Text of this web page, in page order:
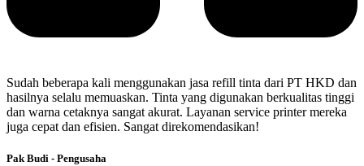
Sudah beberapa kali menggunakan jasa refill tinta dari PT HKD dan
hasilnya selalu memuaskan. Tinta yang digunakan berkualitas tinggi
dan warna cetaknya sangat akurat. Layanan service printer mereka
juga cepat dan efisien. Sangat direkomendasikan!
Pak Budi - Pengusaha